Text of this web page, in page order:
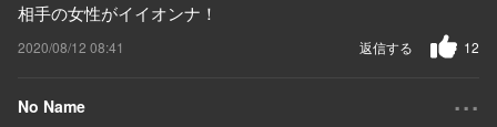
相手の女性がイイオンナ！
2020/08/12 08:41 12
返信する
No Name ...